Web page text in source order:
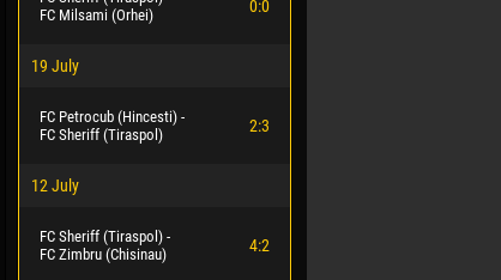
FC Milsami (Orhei)
0:0
19 July
FC Petrocub (Hincesti) -
FC Sheriff (Tiraspol)
2:3
12 July
FC Sheriff (Tiraspol) -
FC Zimbru (Chisinau)
4:2